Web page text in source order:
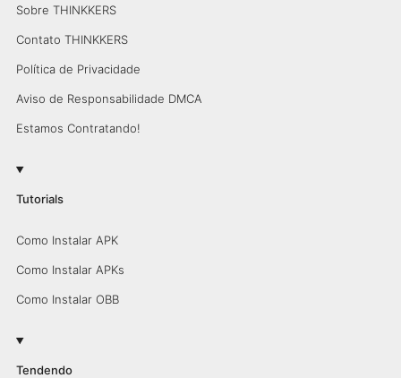
Sobre THINKKERS
Contato THINKKERS
Política de Privacidade
Aviso de Responsabilidade DMCA
Estamos Contratando!
Tutorials
Como Instalar APK
Como Instalar APKs
Como Instalar OBB
Tendendo